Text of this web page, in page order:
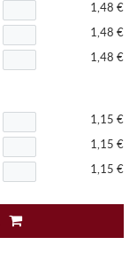
1,48 €
1,48 €
1,48 €
1,15 €
1,15 €
1,15 €